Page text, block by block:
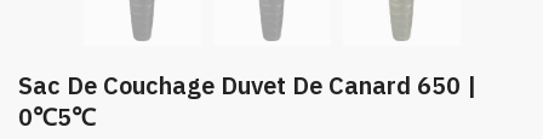
Sac De Couchage Duvet De Canard 650 |
0℃5℃